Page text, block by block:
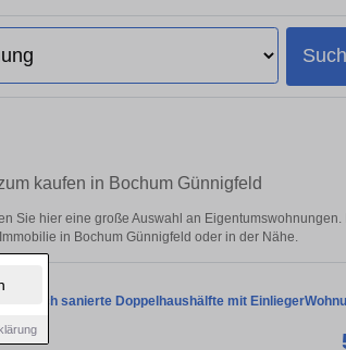
kaufen in Bochum Günnigfeld
Sie hier eine große Auswahl an Eigentumswohnungen.
in Bochum Günnigfeld oder in der Nähe.
sanierte Doppelhaushälfte mit